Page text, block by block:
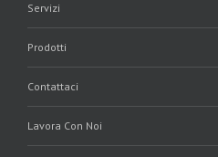
Servizi
Prodotti
Contattaci
Lavora Con Noi